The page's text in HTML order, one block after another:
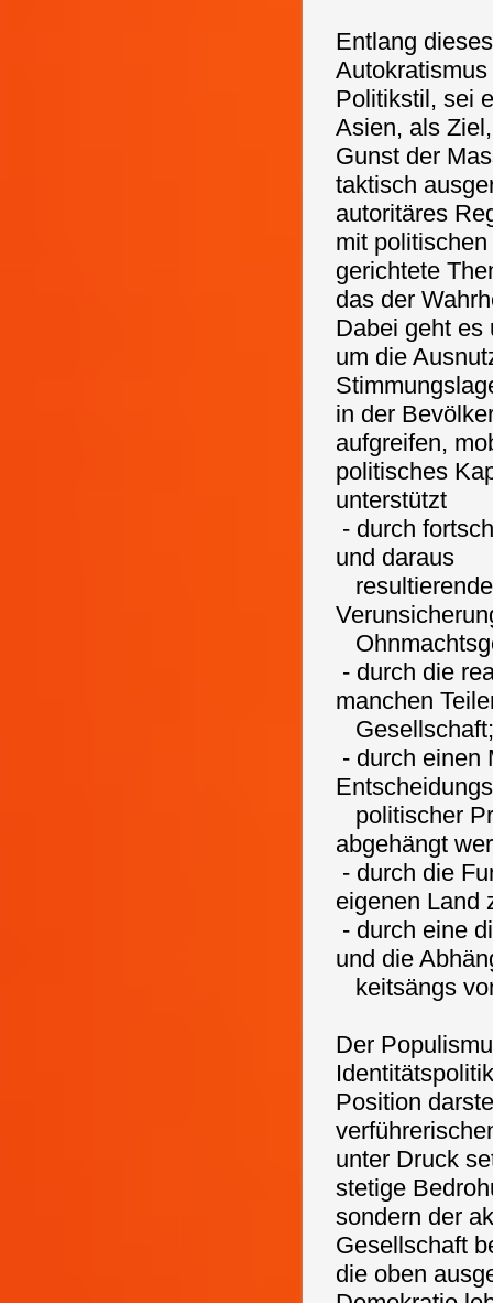
Entlang
Politikstil, sei
Asien, als
Gunst der
taktisch
autoritäres
mit
gerichtete
das der
Dabei geht es
um die
in der
aufgreifen,
politisches
unterstützt
- durch
und daraus
- durch die
manchen
Gesellschaft;
- durch einen
politischer
abgehängt
- durch die
eigenen Land
- durch eine
und die
keitsängs
Der
Position
unter Druck
stetige
sondern der
Gesellschaft
die oben